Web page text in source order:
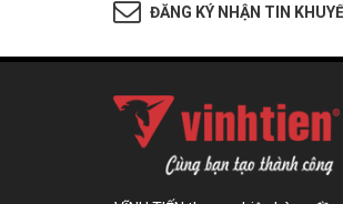
ĐĂNG KÝ NHẬN TIN